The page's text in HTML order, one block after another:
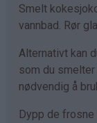
Smelt
vannbad. Rør
Alternativt kan
som du smelter
nødvendig å
Dypp de